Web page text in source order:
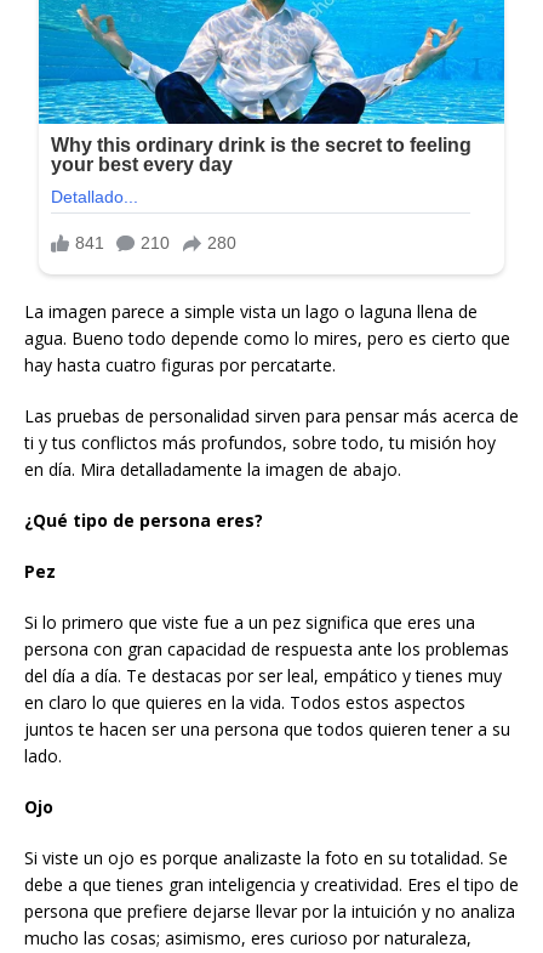
La imagen parece a simple vista un lago o laguna llena de
agua. Bueno todo depende como lo mires, pero es cierto que
hay hasta cuatro figuras por percatarte.
Las pruebas de personalidad sirven para pensar más acerca de
ti y tus conflictos más profundos, sobre todo, tu misión hoy
en día. Mira detalladamente la imagen de abajo.
¿Qué tipo de persona eres?
Pez
Si lo primero que viste fue a un pez significa que eres una
persona con gran capacidad de respuesta ante los problemas
del día a día. Te destacas por ser leal, empático y tienes muy
en claro lo que quieres en la vida. Todos estos aspectos
juntos te hacen ser una persona que todos quieren tener a su
lado.
Ojo
Si viste un ojo es porque analizaste la foto en su totalidad. Se
debe a que tienes gran inteligencia y creatividad. Eres el tipo de
persona que prefiere dejarse llevar por la intuición y no analiza
mucho las cosas; asimismo, eres curioso por naturaleza,